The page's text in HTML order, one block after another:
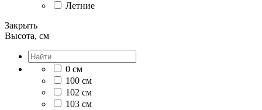
Летние
Закрыть
Высота, см
0 см
100 см
102 см
103 см